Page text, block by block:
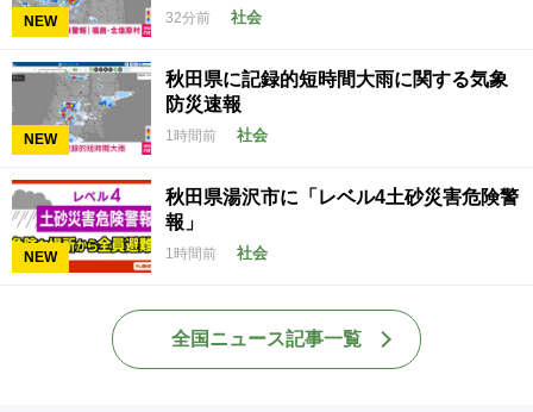
NEW 32分前 社会
NEW
秋田県に記録的短時間大雨に関する気象
防災速報
1時間前 社会
NEW
秋田県湯沢市に「レベル4土砂災害危険警
報」
1時間前 社会
全国ニュース記事一覧